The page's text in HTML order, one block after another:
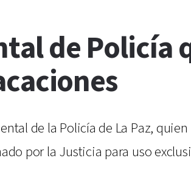
de Policía
de la Policía de La Paz,
por la Justicia para uso